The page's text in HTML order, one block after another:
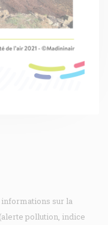
sur la
pollution, indice